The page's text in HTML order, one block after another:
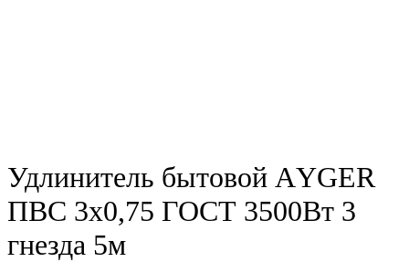
Удлинитель бытовой АYGER
ПВС 3х0,75 ГОСТ 3500Вт 3
гнезда 5м